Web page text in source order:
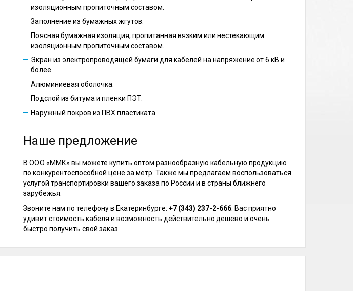
изоляционным пропиточным составом.
Заполнение из бумажных жгутов.
Поясная бумажная изоляция, пропитанная вязким или нестекающим
изоляционным пропиточным составом.
Экран из электропроводящей бумаги для кабелей на напряжение от 6 кВ и
более.
Алюминиевая оболочка.
Подслой из битума и пленки ПЭТ.
Наружный покров из ПВХ пластиката.
Наше предложение
В ООО «ММК» вы можете купить оптом разнообразную кабельную продукцию
по конкурентоспособной цене за метр. Также мы предлагаем воспользоваться
услугой транспортировки вашего заказа по России и в страны ближнего
зарубежья.
Звоните нам по телефону в Екатеринбурге:+7 (343) 237-2-666 . Вас приятно
удивит стоимость кабеля и возможность действительно дешево и очень
быстро получить свой заказ.